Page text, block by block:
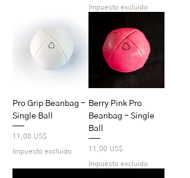
Impuesto excluido
Pro Grip Beanbag -
Single Ball
Precio
11,00 US$
Impuesto excluido
Berry Pink Pro
Beanbag - Single
Ball
Precio
11,00 US$
Impuesto excluido